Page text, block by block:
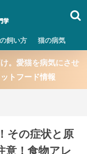
飼い方 猫の病気
。愛猫を病気にさせ
トフード情報
その症状と原
意！食物アレ